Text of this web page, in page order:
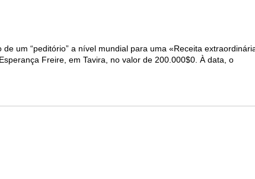
um “peditório” a nível mundial para uma «Receita
Freire, em Tavira, no valor de 200.000$0. À data, o